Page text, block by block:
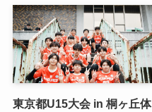
東京都U15大会 in 桐ヶ丘体